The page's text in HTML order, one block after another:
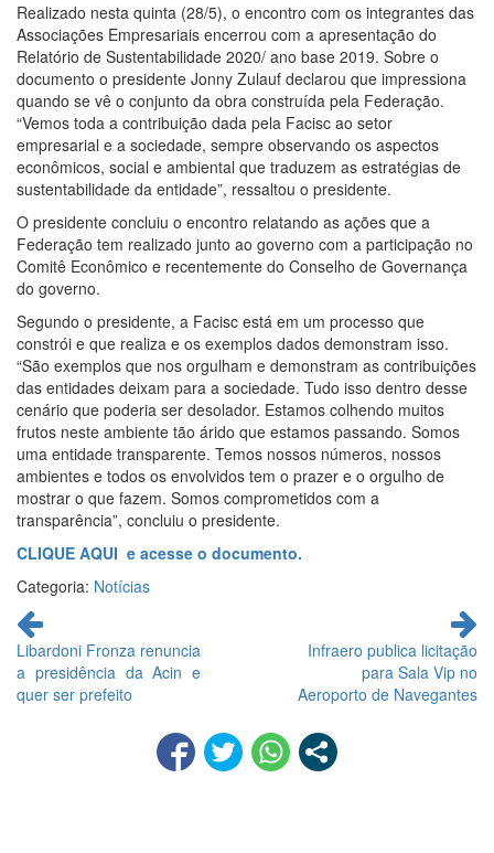
Realizado nesta quinta (28/5), o encontro com os integrantes das
Associações Empresariais encerrou com a apresentação do
Relatório de Sustentabilidade 2020/ ano base 2019. Sobre o
documento o presidente Jonny Zulauf declarou que impressiona
quando se vê o conjunto da obra construída pela Federação.
“Vemos toda a contribuição dada pela Facisc ao setor
empresarial e a sociedade, sempre observando os aspectos
econômicos, social e ambiental que traduzem as estratégias de
sustentabilidade da entidade”, ressaltou o presidente.
O presidente concluiu o encontro relatando as ações que a
Federação tem realizado junto ao governo com a participação no
Comitê Econômico e recentemente do Conselho de Governança
do governo.
Segundo o presidente, a Facisc está em um processo que
constrói e que realiza e os exemplos dados demonstram isso.
“São exemplos que nos orgulham e demonstram as contribuições
das entidades deixam para a sociedade. Tudo isso dentro desse
cenário que poderia ser desolador. Estamos colhendo muitos
frutos neste ambiente tão árido que estamos passando. Somos
uma entidade transparente. Temos nossos números, nossos
ambientes e todos os envolvidos tem o prazer e o orgulho de
mostrar o que fazem. Somos comprometidos com a
transparência”, concluiu o presidente.
CLIQUE AQUI e acesse o documento.
Categoria: Notícias
Continue
lendo
Libardoni Fronza renuncia
a presidência da Acin e
quer ser prefeito
Infraero publica licitação
para Sala Vip no
Aeroporto de Navegantes